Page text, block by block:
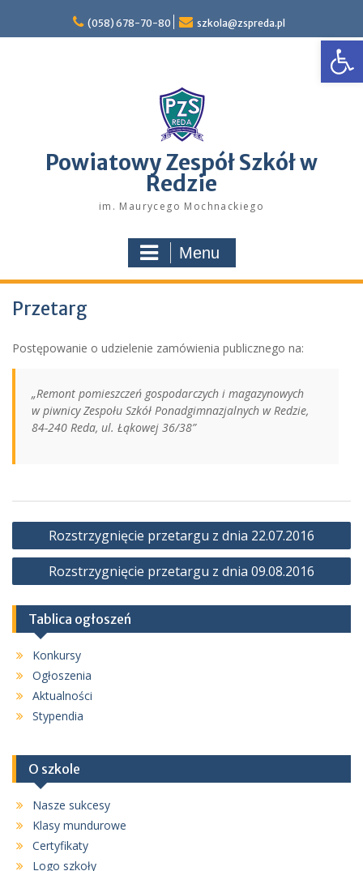
content
(058) 678-70-80 szkola@zspreda.pl
Powiatowy Zespół Szkół w
Redzie
im. Maurycego Mochnackiego
Menu
Przetarg
Postępowanie o udzielenie zamówienia publicznego na:
„Remont pomieszczeń gospodarczych i magazynowych
w piwnicy Zespołu Szkół Ponadgimnazjalnych w Redzie,
84-240 Reda, ul. Łąkowej 36/38”
Nawigacja
wpisu
Rozstrzygnięcie przetargu z dnia 22.07.2016
Rozstrzygnięcie przetargu z dnia 09.08.2016
Tablica ogłoszeń
Konkursy
Ogłoszenia
Aktualności
Stypendia
O szkole
Nasze sukcesy
Klasy mundurowe
Certyfikaty
Logo szkoły